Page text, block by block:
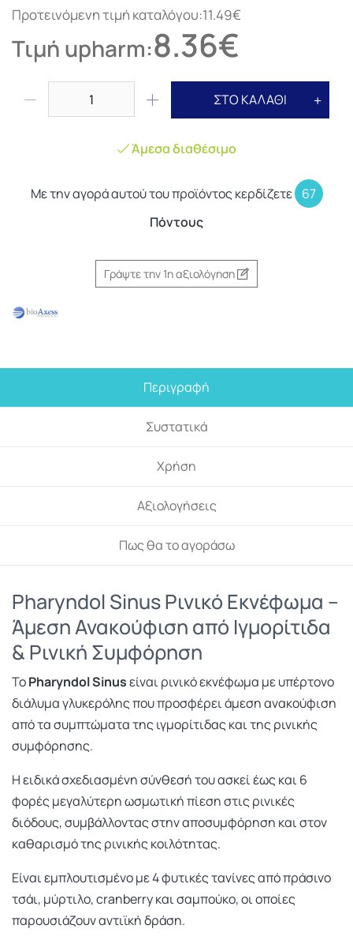
Προτεινόμενη τιμή καταλόγου:11.49€
Τιμή upharm:8.36€
ΣΤΟ ΚΑΛΑΘΙ
Άμεσα διαθέσιμο
Με την αγορά αυτού του προϊόντος κερδίζετε 67
Πόντους
Γράψτε την 1η αξιολόγηση
Περιγραφή
Συστατικά
Χρήση
Αξιολογήσεις
Πως θα το αγοράσω
Pharyndol Sinus Ρινικό Εκνέφωμα –
Άμεση Ανακούφιση από Ιγμορίτιδα
& Ρινική Συμφόρηση
ΤοPharyndol Sinusείναι ρινικό εκνέφωμα με υπέρτονο
διάλυμα γλυκερόλης που προσφέρει άμεση ανακούφιση
από τα συμπτώματα της ιγμορίτιδας και της ρινικής
συμφόρησης.
Η ειδικά σχεδιασμένη σύνθεσή του ασκεί έως και 6
φορές μεγαλύτερη ωσμωτική πίεση στις ρινικές
διόδους, συμβάλλοντας στην αποσυμφόρηση και στον
καθαρισμό της ρινικής κοιλότητας.
Είναι εμπλουτισμένο με 4 φυτικές τανίνες από πράσινο
τσάι, μύρτιλο, cranberry και σαμπούκο, οι οποίες
παρουσιάζουν αντιϊκή δράση.